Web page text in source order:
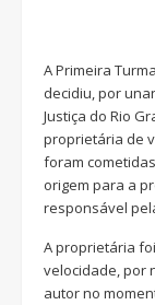
A Primeira
decidiu, por
Justiça do Rio
proprietária de
foram
origem para a
responsável
A proprietária
velocidade, por
autor no